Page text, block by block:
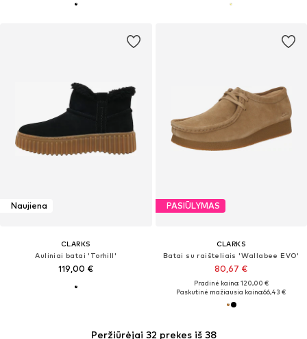
Peržiūrėjai 32 prekes iš 38
Naujiena
CLARKS
Auliniai batai 'Torhill'
119,00 €
PASIŪLYMAS
CLARKS
Batai su raišteliais 'Wallabee EVO'
80,67 €
Pradinė kaina: 120,00 €
Paskutinė mažiausia kaina:66,43 €